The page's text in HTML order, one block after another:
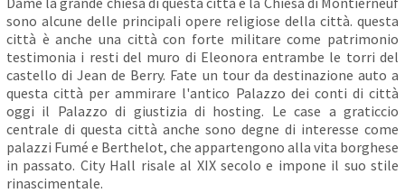
sono alcune delle principali opere religiose della città. questa
città è anche una città con forte militare come patrimonio
testimonia i resti del muro di Eleonora entrambe le torri del
castello di Jean de Berry. Fate un tour da destinazione auto a
questa città per ammirare l'antico Palazzo dei conti di città
oggi il Palazzo di giustizia di hosting. Le case a graticcio
centrale di questa città anche sono degne di interesse come
palazzi Fumé e Berthelot, che appartengono alla vita borghese
in passato. City Hall risale al XIX secolo e impone il suo stile
rinascimentale.